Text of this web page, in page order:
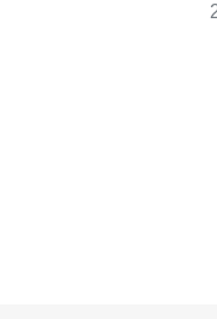
许多用户的首